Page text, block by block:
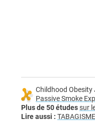
Childhood
Passive Smoke
Plus de 50 étudessur
Lire aussi :